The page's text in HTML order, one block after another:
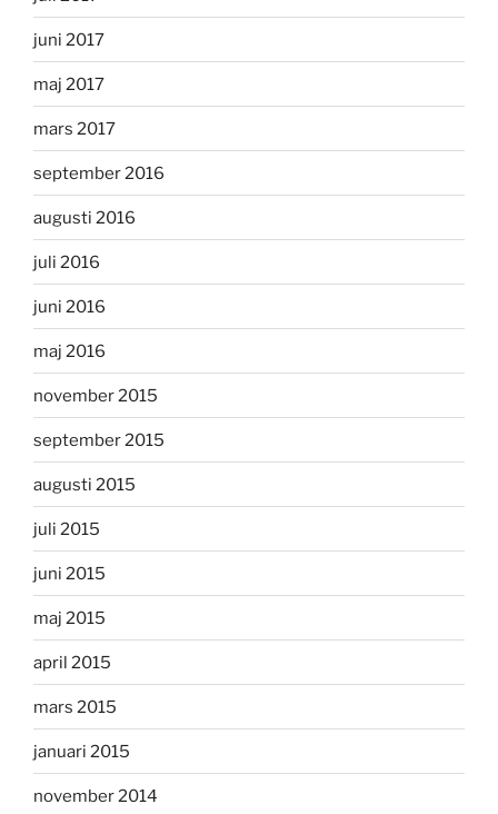
juni 2017
maj 2017
mars 2017
september 2016
augusti 2016
juli 2016
juni 2016
maj 2016
november 2015
september 2015
augusti 2015
juli 2015
juni 2015
maj 2015
april 2015
mars 2015
januari 2015
november 2014